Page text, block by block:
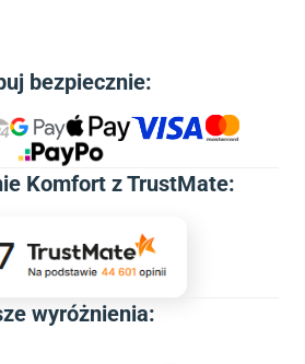
bezpiecznie:
Komfort z TrustMate:
wyróżnienia: